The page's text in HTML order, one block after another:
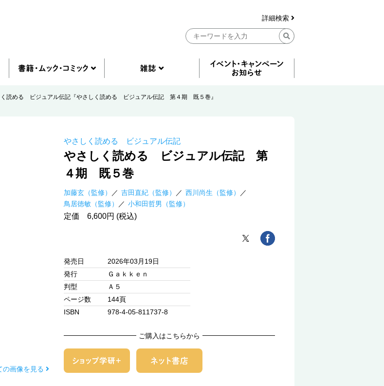
詳細検索
く読める ビジュアル伝記『やさしく読める ビジュアル伝記 第４期 既５巻』
の画像を見る
やさしく読める ビジュアル伝記
やさしく読める ビジュアル伝記 第
４期 既５巻
加藤玄（監修） 吉田直紀（監修）
西川尚生（監修）
鳥居徳敏（監修）
小和田哲男（監修）
定価 6,600円 (税込)
発売日
2026年03月19日
発行
Ｇａｋｋｅｎ
判型
Ａ５
ページ数
144頁
ISBN
978-4-05-811737-8
ご購入はこちらから